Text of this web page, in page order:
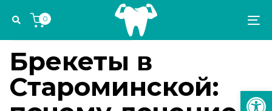
links
navigation
Skip
content
0
IN:
ЭСТЕТИКА И ОРТОДОНТИЯ
Брекеты в
Староминской:
on: